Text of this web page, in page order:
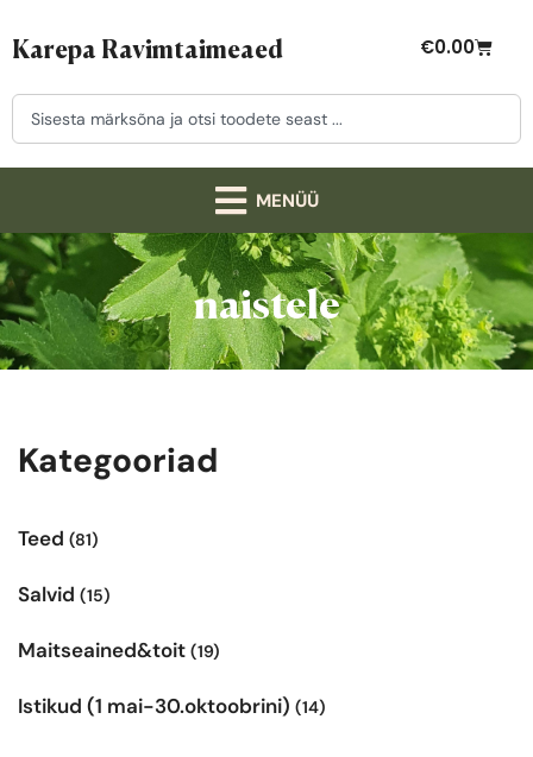
Karepa Ravimtaimeaed €0.00
naistele
Kategooriad
Teed (81)
Salvid (15)
Maitseained&toit (19)
Istikud (1 mai-30.oktoobrini) (14)